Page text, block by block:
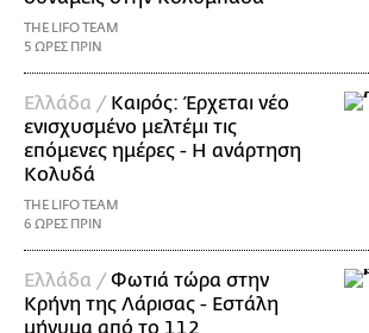
THE LIFO TEAM
5 ΩΡΕΣ ΠΡΙΝ
Ελλάδα / Καιρός: Έρχεται νέο
ενισχυσμένο μελτέμι τις
επόμενες ημέρες - Η ανάρτηση
Κολυδά
THE LIFO TEAM
6 ΩΡΕΣ ΠΡΙΝ
Ελλάδα /Φωτιά τώρα στην
Κρήνη της Λάρισας - Εστάλη
μήνυμα από το 112